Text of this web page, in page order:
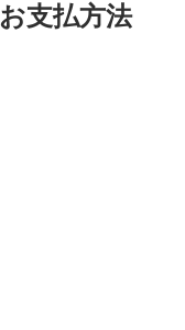
お支払方法